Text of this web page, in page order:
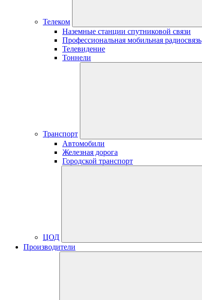
Телеком
Наземные станции спутниковой связи
Профессиональная мобильная радиосвязь
Телевидение
Тоннели
Транспорт
Автомобили
Железная дорога
Городской транспорт
ЦОД
Производители